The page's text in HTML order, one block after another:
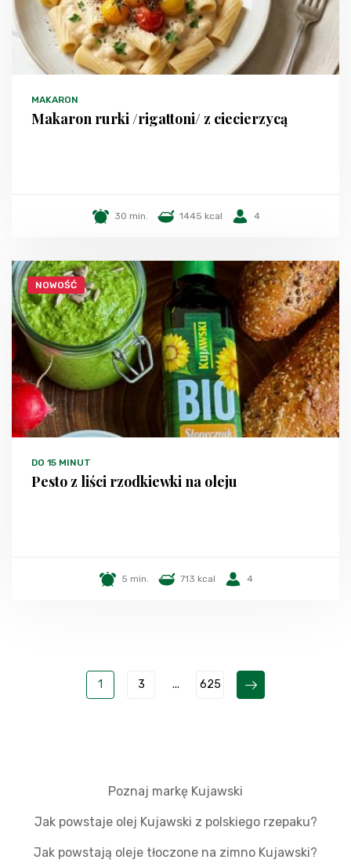
MAKARON
Makaron rurki /rigattoni/ z ciecierzycą
30 min. 1445 kcal 4
NOWOŚĆ
DO 15 MINUT
Pesto z liści rzodkiewki na oleju
5 min. 713 kcal 4
1 3 ... 625
Poznaj markę Kujawski
Jak powstaje olej Kujawski z polskiego rzepaku?
Jak powstają oleje tłoczone na zimno Kujawski?